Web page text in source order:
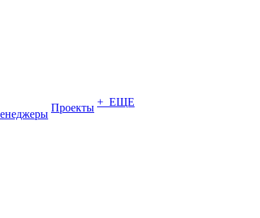
Проекты + ЕЩЕ